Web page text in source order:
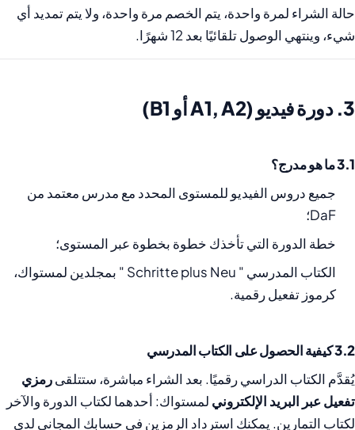
حالة الشراء لمرة واحدة، يتم الخصم مرة واحدة، ولا يتم تمديد أي
شيء، وينتهي الوصول تلقائيًا بعد 12 شهرًا.
3. دورة فيديو (A1, A2 أو B1)
3.1 ما هو مدرج؟
جميع دروس الفيديو للمستوى المحدد مع مدرس معتمد من
DaF؛
خطة الدورة التي تأخذك خطوة بخطوة عبر المستوى؛
الكتاب المدرسي " Schritte plus Neu " بمجلدين لمستواك،
كرموز تفعيل رقمية.
3.2 كيفية الحصول على الكتاب المدرسي
يُقدَّم الكتاب الدراسي رقميًا. بعد الشراء مباشرة، ستتلقىرمزي
تفعيل عبر البريد الإلكتروني لمستواك: أحدهما لكتاب الدورة والآخر
لكتاب التمارين. يمكنك استرداد الرمزين في حسابك المجاني لدى